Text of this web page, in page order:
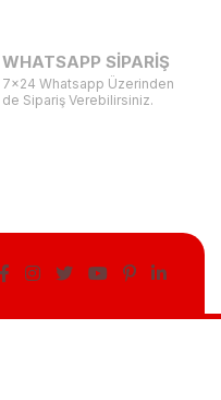
WHATSAPP SİPARİŞ
7x24 Whatsapp Üzerinden
de Sipariş Verebilirsiniz.